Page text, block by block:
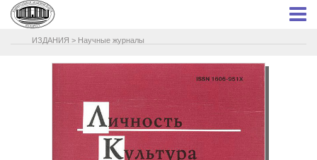
ИЗДАНИЯ > Научные журналы